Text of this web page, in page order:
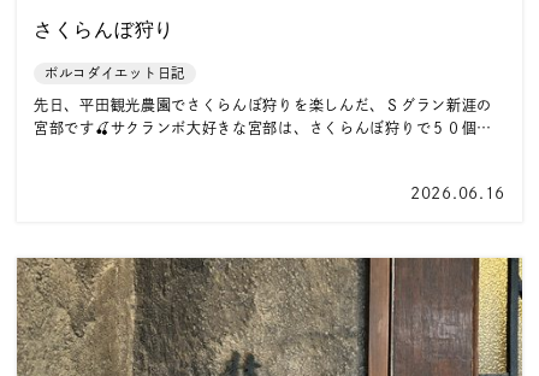
さくらんぼ狩り
ポルコダイエット日記
先日、平田観光農園でさくらんぼ狩りを楽しんだ、Ｓグラン新涯の
宮部です🍒サクランボ大好きな宮部は、さくらんぼ狩りで５０個…
2026.06.16